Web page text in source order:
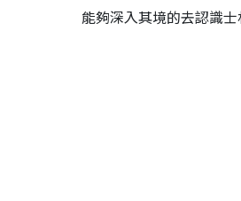
能夠深入其境的去認識